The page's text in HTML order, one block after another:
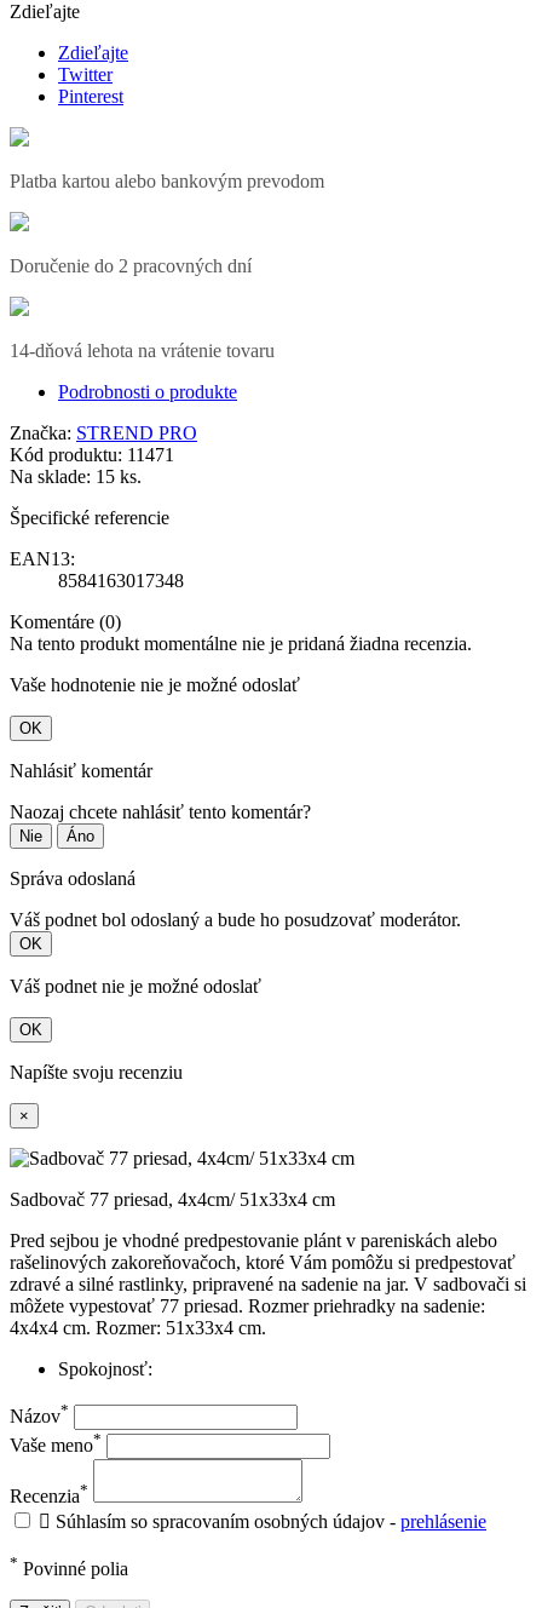
Zdieľajte
Zdieľajte
Twitter
Pinterest
Platba kartou alebo bankovým prevodom
Doručenie do 2 pracovných dní
14-dňová lehota na vrátenie tovaru
Podrobnosti o produkte
Značka: STREND PRO
Kód produktu: 11471
Na sklade: 15 ks.
Špecifické referencie
EAN13:
8584163017348
Komentáre (0)
Na tento produkt momentálne nie je pridaná žiadna recenzia.
Vaše hodnotenie nie je možné odoslať
OK
Nahlásiť komentár
Naozaj chcete nahlásiť tento komentár?
Nie Áno
Správa odoslaná
Váš podnet bol odoslaný a bude ho posudzovať moderátor.
OK
Váš podnet nie je možné odoslať
OK
Napíšte svoju recenziu
×
Sadbovač 77 priesad, 4x4cm/ 51x33x4 cm
Pred sejbou je vhodné predpestovanie plánt v pareniskách alebo
rašelinových zakoreňovačoch, ktoré Vám pomôžu si predpestovať
zdravé a silné rastlinky, pripravené na sadenie na jar. V sadbovači si
môžete vypestovať 77 priesad. Rozmer priehradky na sadenie:
4x4x4 cm. Rozmer: 51x33x4 cm.
Spokojnosť:
Názov*
Vaše meno*
Recenzia*
 Súhlasím so spracovaním osobných údajov - prehlásenie
* Povinné polia